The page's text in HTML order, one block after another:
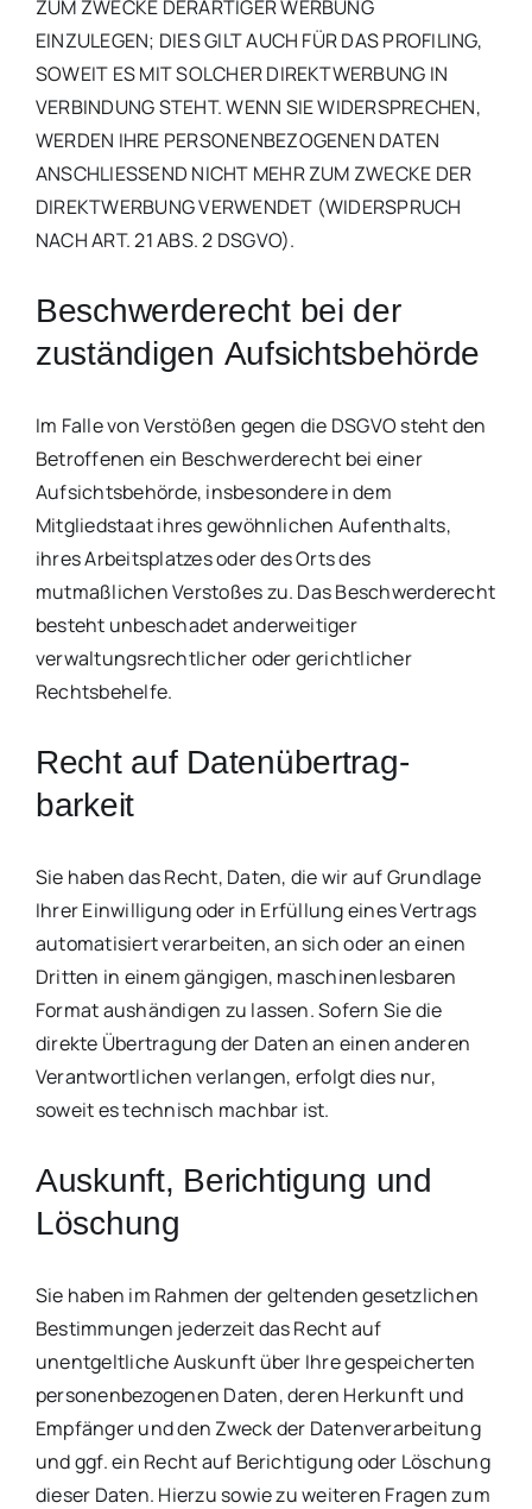
ZUM ZWECKE DERARTIGER WERBUNG
EINZULEGEN; DIES GILT AUCH FÜR DAS PROFILING,
SOWEIT ES MIT SOLCHER DIREKTWERBUNG IN
VERBINDUNG STEHT. WENN SIE WIDERSPRECHEN,
WERDEN IHRE PERSONENBEZOGENEN DATEN
ANSCHLIESSEND NICHT MEHR ZUM ZWECKE DER
DIREKTWERBUNG VERWENDET (WIDERSPRUCH
NACH ART. 21 ABS. 2 DSGVO).
Beschwerde­recht bei der
zuständigen Aufsichts­behörde
Im Falle von Verstößen gegen die DSGVO steht den
Betroffenen ein Beschwerderecht bei einer
Aufsichtsbehörde, insbesondere in dem
Mitgliedstaat ihres gewöhnlichen Aufenthalts,
ihres Arbeitsplatzes oder des Orts des
mutmaßlichen Verstoßes zu. Das Beschwerderecht
besteht unbeschadet anderweitiger
verwaltungsrechtlicher oder gerichtlicher
Rechtsbehelfe.
Recht auf Daten­übertrag­
barkeit
Sie haben das Recht, Daten, die wir auf Grundlage
Ihrer Einwilligung oder in Erfüllung eines Vertrags
automatisiert verarbeiten, an sich oder an einen
Dritten in einem gängigen, maschinenlesbaren
Format aushändigen zu lassen. Sofern Sie die
direkte Übertragung der Daten an einen anderen
Verantwortlichen verlangen, erfolgt dies nur,
soweit es technisch machbar ist.
Auskunft, Berichtigung und
Löschung
Sie haben im Rahmen der geltenden gesetzlichen
Bestimmungen jederzeit das Recht auf
unentgeltliche Auskunft über Ihre gespeicherten
personenbezogenen Daten, deren Herkunft und
Empfänger und den Zweck der Datenverarbeitung
und ggf. ein Recht auf Berichtigung oder Löschung
dieser Daten. Hierzu sowie zu weiteren Fragen zum